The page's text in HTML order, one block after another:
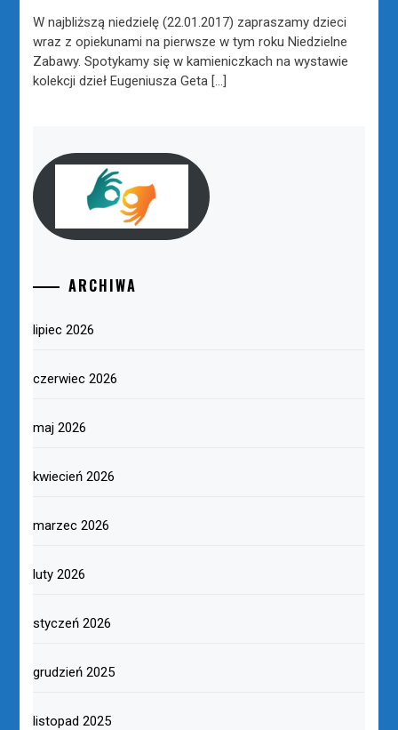
W najbliższą niedzielę (22.01.2017) zapraszamy dzieci
wraz z opiekunami na pierwsze w tym roku Niedzielne
Zabawy. Spotykamy się w kamieniczkach na wystawie
kolekcji dzieł Eugeniusza Geta […]
ARCHIWA
lipiec 2026
czerwiec 2026
maj 2026
kwiecień 2026
marzec 2026
luty 2026
styczeń 2026
grudzień 2025
listopad 2025